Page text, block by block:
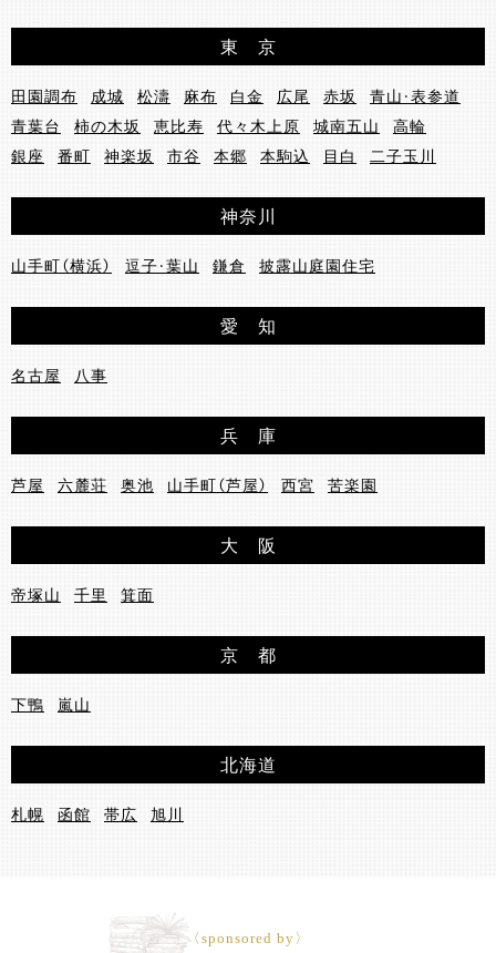
東 京
田園調布 成城 松濤 麻布 白金 広尾 赤坂
青山・表参道
青葉台
柿の木坂 恵比寿 代々木上原 城南五山
高輪
銀座
番町 神楽坂 市谷 本郷 本駒込 目白 二子玉川
神奈川
山手町（横浜） 逗子・葉山 鎌倉 披露山庭園住宅
愛 知
名古屋 八事
兵 庫
芦屋 六麓荘 奥池 山手町（芦屋） 西宮 苦楽園
大 阪
帝塚山 千里 箕面
京 都
下鴨 嵐山
北海道
札幌 函館 帯広 旭川
〈sponsored by〉